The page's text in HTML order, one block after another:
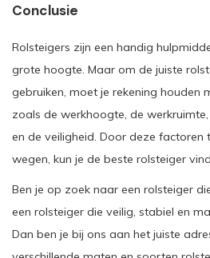
Conclusie
Rolsteigers zijn een handig
grote hoogte. Maar om de juiste
gebruiken, moet je rekening houden
zoals de werkhoogte, de
en de veiligheid. Door deze factoren
wegen, kun je de beste rolsteiger
Ben je op zoek naar een rolsteiger
een rolsteiger die veilig, stabiel en
Dan ben je bij ons aan het juiste